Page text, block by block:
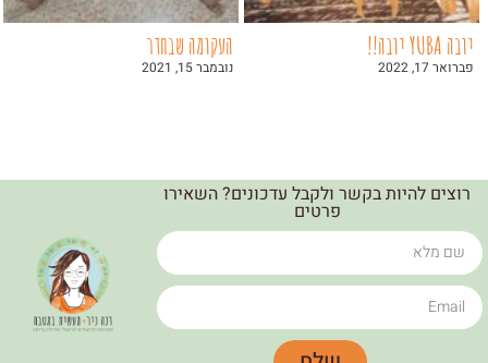
יובה YUBA יובה!!
פברואר 17, 2022
העקומה שבחדר
נובמבר 15, 2021
רוצים להיות בקשר ולקבל עדכונים? השאירו
פרטים